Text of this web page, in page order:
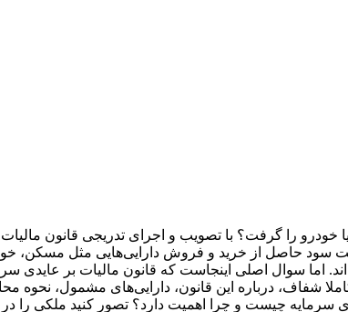
خودرو را گرفت؟ با تصویب و اجرای تدریجی قانون
سود حاصل از خرید و فروش دارایی‌هایی مثل مسکن،
اما سوال اصلی اینجاست که قانون مالیات بر عایدی
شفاف، درباره این قانون، دارایی‌های مشمول، نحوه